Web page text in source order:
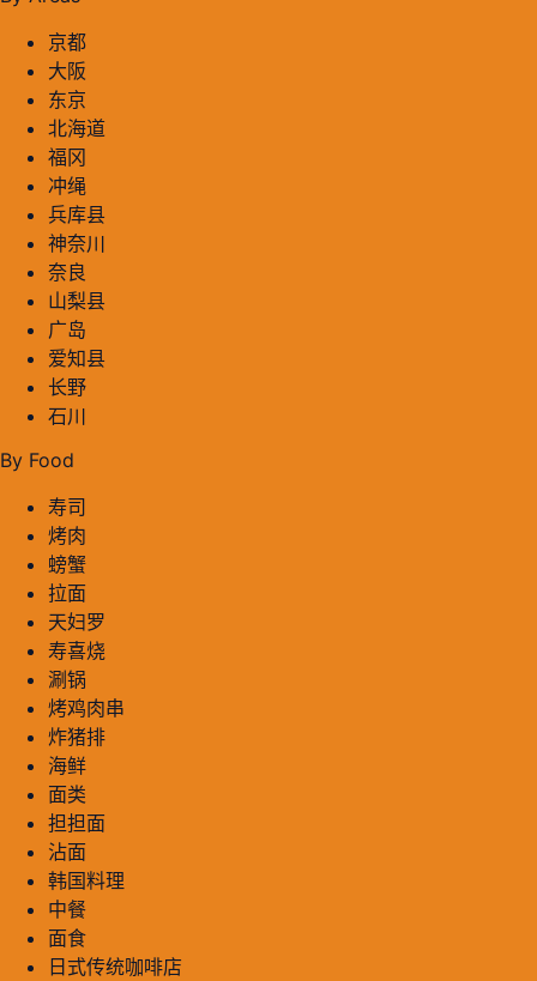
京都
大阪
东京
北海道
福冈
冲绳
兵库县
神奈川
奈良
山梨县
广岛
爱知县
长野
石川
By Food
寿司
烤肉
螃蟹
拉面
天妇罗
寿喜烧
涮锅
烤鸡肉串
炸猪排
海鲜
面类
担担面
沾面
韩国料理
中餐
面食
日式传统咖啡店